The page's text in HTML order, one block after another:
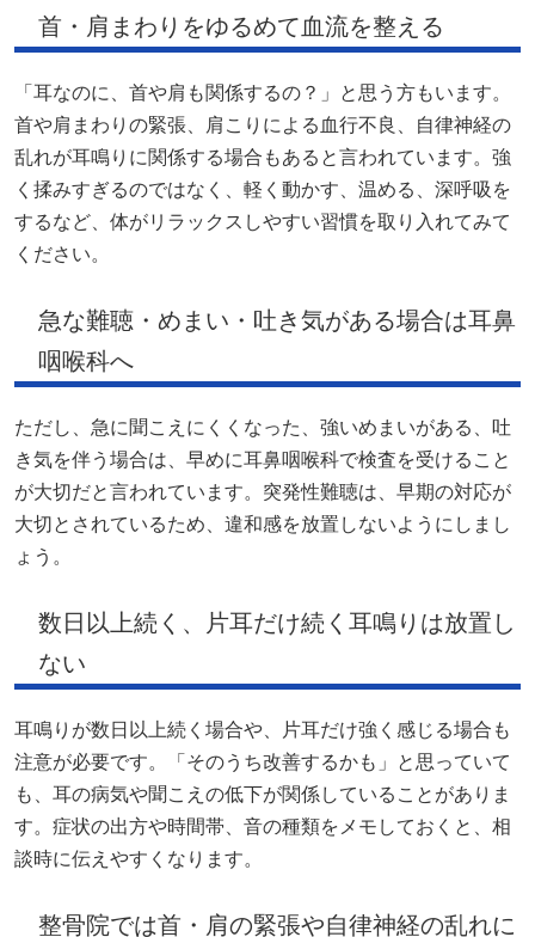
首・肩まわりをゆるめて血流を整える
「耳なのに、首や肩も関係するの？」と思う方もいます。
首や肩まわりの緊張、肩こりによる血行不良、自律神経の
乱れが耳鳴りに関係する場合もあると言われています。強
く揉みすぎるのではなく、軽く動かす、温める、深呼吸を
するなど、体がリラックスしやすい習慣を取り入れてみて
ください。
急な難聴・めまい・吐き気がある場合は耳鼻
咽喉科へ
ただし、急に聞こえにくくなった、強いめまいがある、吐
き気を伴う場合は、早めに耳鼻咽喉科で検査を受けること
が大切だと言われています。突発性難聴は、早期の対応が
大切とされているため、違和感を放置しないようにしまし
ょう。
数日以上続く、片耳だけ続く耳鳴りは放置し
ない
耳鳴りが数日以上続く場合や、片耳だけ強く感じる場合も
注意が必要です。「そのうち改善するかも」と思っていて
も、耳の病気や聞こえの低下が関係していることがありま
す。症状の出方や時間帯、音の種類をメモしておくと、相
談時に伝えやすくなります。
整骨院では首・肩の緊張や自律神経の乱れに